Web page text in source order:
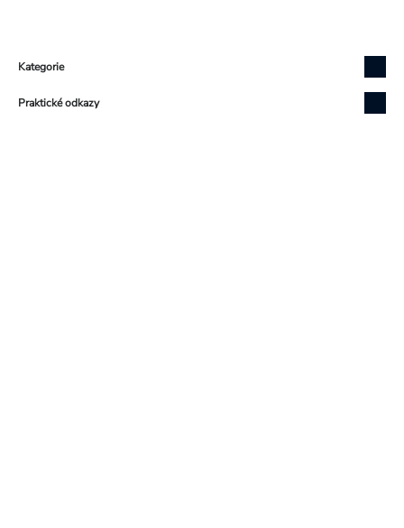
Kategorie
Praktické odkazy